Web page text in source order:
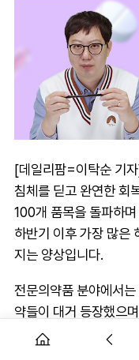
[데일리팜=이탁순 기
침체를 딛고 완연한 회
100개 품목을 돌파하
하반기 이후 가장 많은
지는 양상입니다.
전문의약품 분야에서
약들이 대거 등장했으
한 제형 변화와 브랜드